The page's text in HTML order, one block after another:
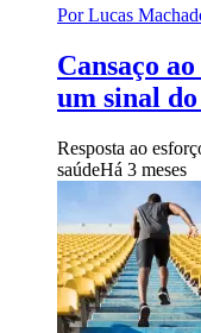
Por Lucas
Cansaço
um sinal
Resposta ao
saúdeHá 3 meses